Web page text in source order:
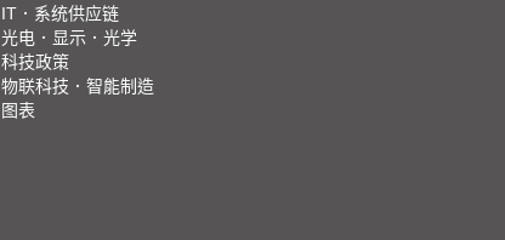
IT．系统供应链
光电．显示．光学
科技政策
物联科技．智能制造
图表